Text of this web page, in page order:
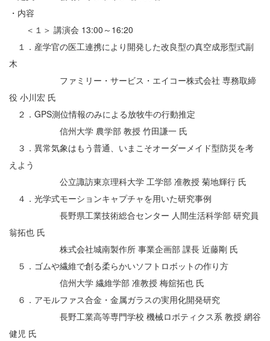
・内容
＜１＞ 講演会 13:00～16:20
１．産学官の医工連携により開発した改良型の真空成形型式副
木
ファミリー・サービス・エイコー株式会社 専務取締
役 小川宏 氏
２．GPS測位情報のみによる放牧牛の行動推定
信州大学 農学部 教授 竹田謙一 氏
３．異常気象はもう普通、いまこそオーダーメイド型防災を考
えよう
公立諏訪東京理科大学 工学部 准教授 菊地輝行 氏
４．光学式モーションキャプチャを用いた研究事例
長野県工業技術総合センター 人間生活科学部 研究員
翁拓也 氏
株式会社城南製作所 事業企画部 課長 近藤剛 氏
５．ゴムや繊維で創る柔らかいソフトロボットの作り方
信州大学 繊維学部 准教授 梅舘拓也 氏
６．アモルファス合金・金属ガラスの実用化開発研究
長野工業高等専門学校 機械ロボティクス系 教授 網谷
健児 氏